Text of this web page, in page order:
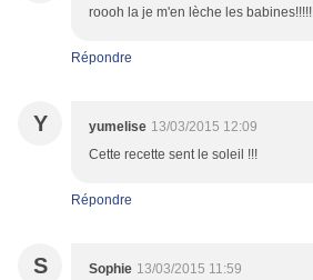
roooh la je m'en lèche les babines!!!!!
Répondre
Y yumelise 13/03/2015 12:09
Cette recette sent le soleil !!!
Répondre
S Sophie 13/03/2015 11:59